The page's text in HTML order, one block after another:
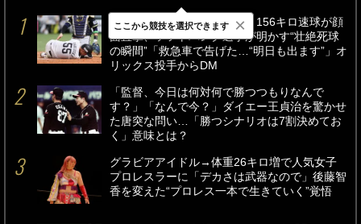
「アゴ骨折、前歯折れて…」156キロ速球が顔
面直撃、ソフトバンク選手が明かす“壮絶死球
の瞬間”「救急車で告げた…“明日も出ます”」オ
リックス投手からDM
「監督、今日は何対何で勝つつもりなんで
す？」「なんで今？」ダイエー王貞治を驚かせ
た唐突な問い…「勝つシナリオは7割決めてお
く」意味とは？
グラビアアイドル→体重26キロ増で人気女子
プロレスラーに「デカさは武器なので」後藤智
香を変えた“プロレス一本で生きていく”覚悟
ここから競技を選択できます ×